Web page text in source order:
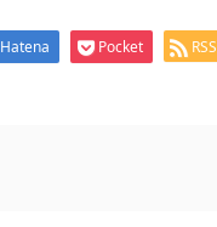
Hatena Pocket RSS